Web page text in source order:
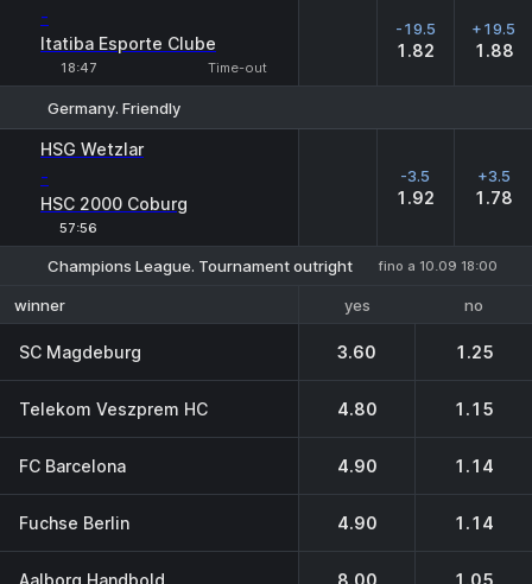
-
Itatiba Esporte Clube
18:47 Time-out
-19.5
1.82
+19.5
1.88
Germany. Friendly
HSG Wetzlar
-
HSC 2000 Coburg
57:56
-3.5
1.92
+3.5
1.78
Champions League. Tournament outright fino a 10.09 18:00
winner yes no
SC Magdeburg 3.60 1.25
Telekom Veszprem HC 4.80 1.15
FC Barcelona 4.90 1.14
Fuchse Berlin 4.90 1.14
Aalborg Handbold 8.00 1.05